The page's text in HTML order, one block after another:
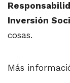
Inversión
cosas.
Más